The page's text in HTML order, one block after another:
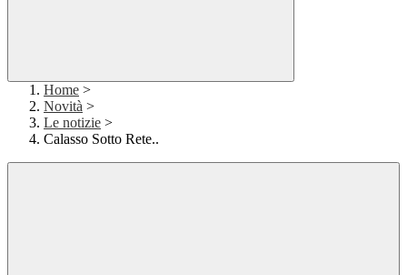
Home >
Novità >
Le notizie >
Calasso Sotto Rete..